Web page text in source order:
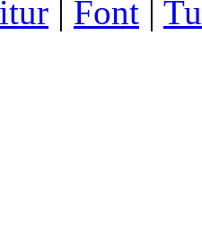
| Font |